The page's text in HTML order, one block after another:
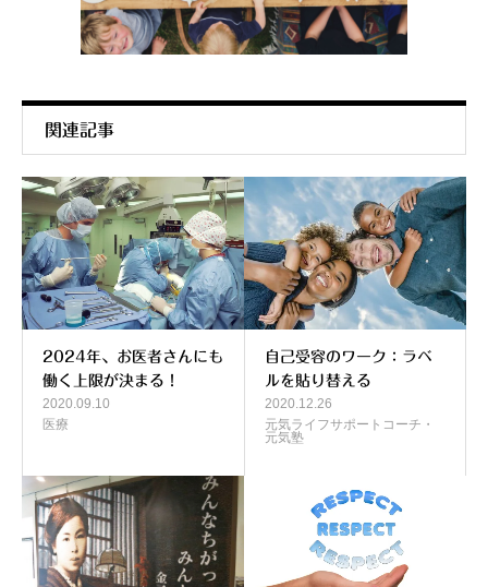
関連記事
2024年、お医者さんにも
働く上限が決まる！
2020.09.10
医療
自己受容のワーク：ラベ
ルを貼り替える
2020.12.26
元気ライフサポートコーチ・
元気塾